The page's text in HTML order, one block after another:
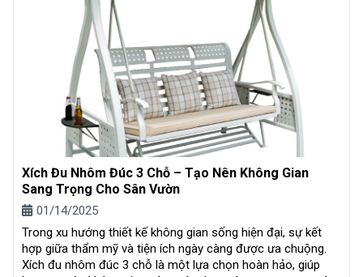
Xích Đu Nhôm Đúc 3 Chỗ – Tạo Nên Không Gian
Sang Trọng Cho Sân Vườn
01/14/2025
Trong xu hướng thiết kế không gian sống hiện đại, sự kết
hợp giữa thẩm mỹ và tiện ích ngày càng được ưa chuộng.
Xích đu nhôm đúc 3 chỗ là một lựa chọn hoàn hảo, giúp